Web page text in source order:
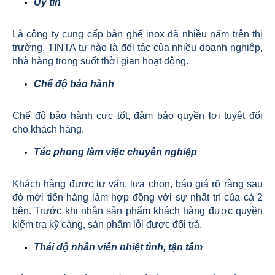
Uy tín
Là công ty cung cấp bàn ghế inox đã nhiều năm trên thị
trường, TINTA tự hào là đối tác của nhiều doanh nghiệp,
nhà hàng trong suốt thời gian hoạt động.
Chế độ bảo hành
Chế độ bảo hành cực tốt, đảm bảo quyền lợi tuyệt đối
cho khách hàng.
Tác phong làm việc chuyên nghiệp
Khách hàng được tư vấn, lựa chọn, báo giá rõ ràng sau
đó mới tiến hàng làm hợp đồng với sự nhất trí của cả 2
bên. Trước khi nhận sản phẩm khách hàng được quyền
kiểm tra kỹ càng, sản phẩm lỗi được đổi trả.
Thái độ nhân viên nhiệt tình, tận tâm